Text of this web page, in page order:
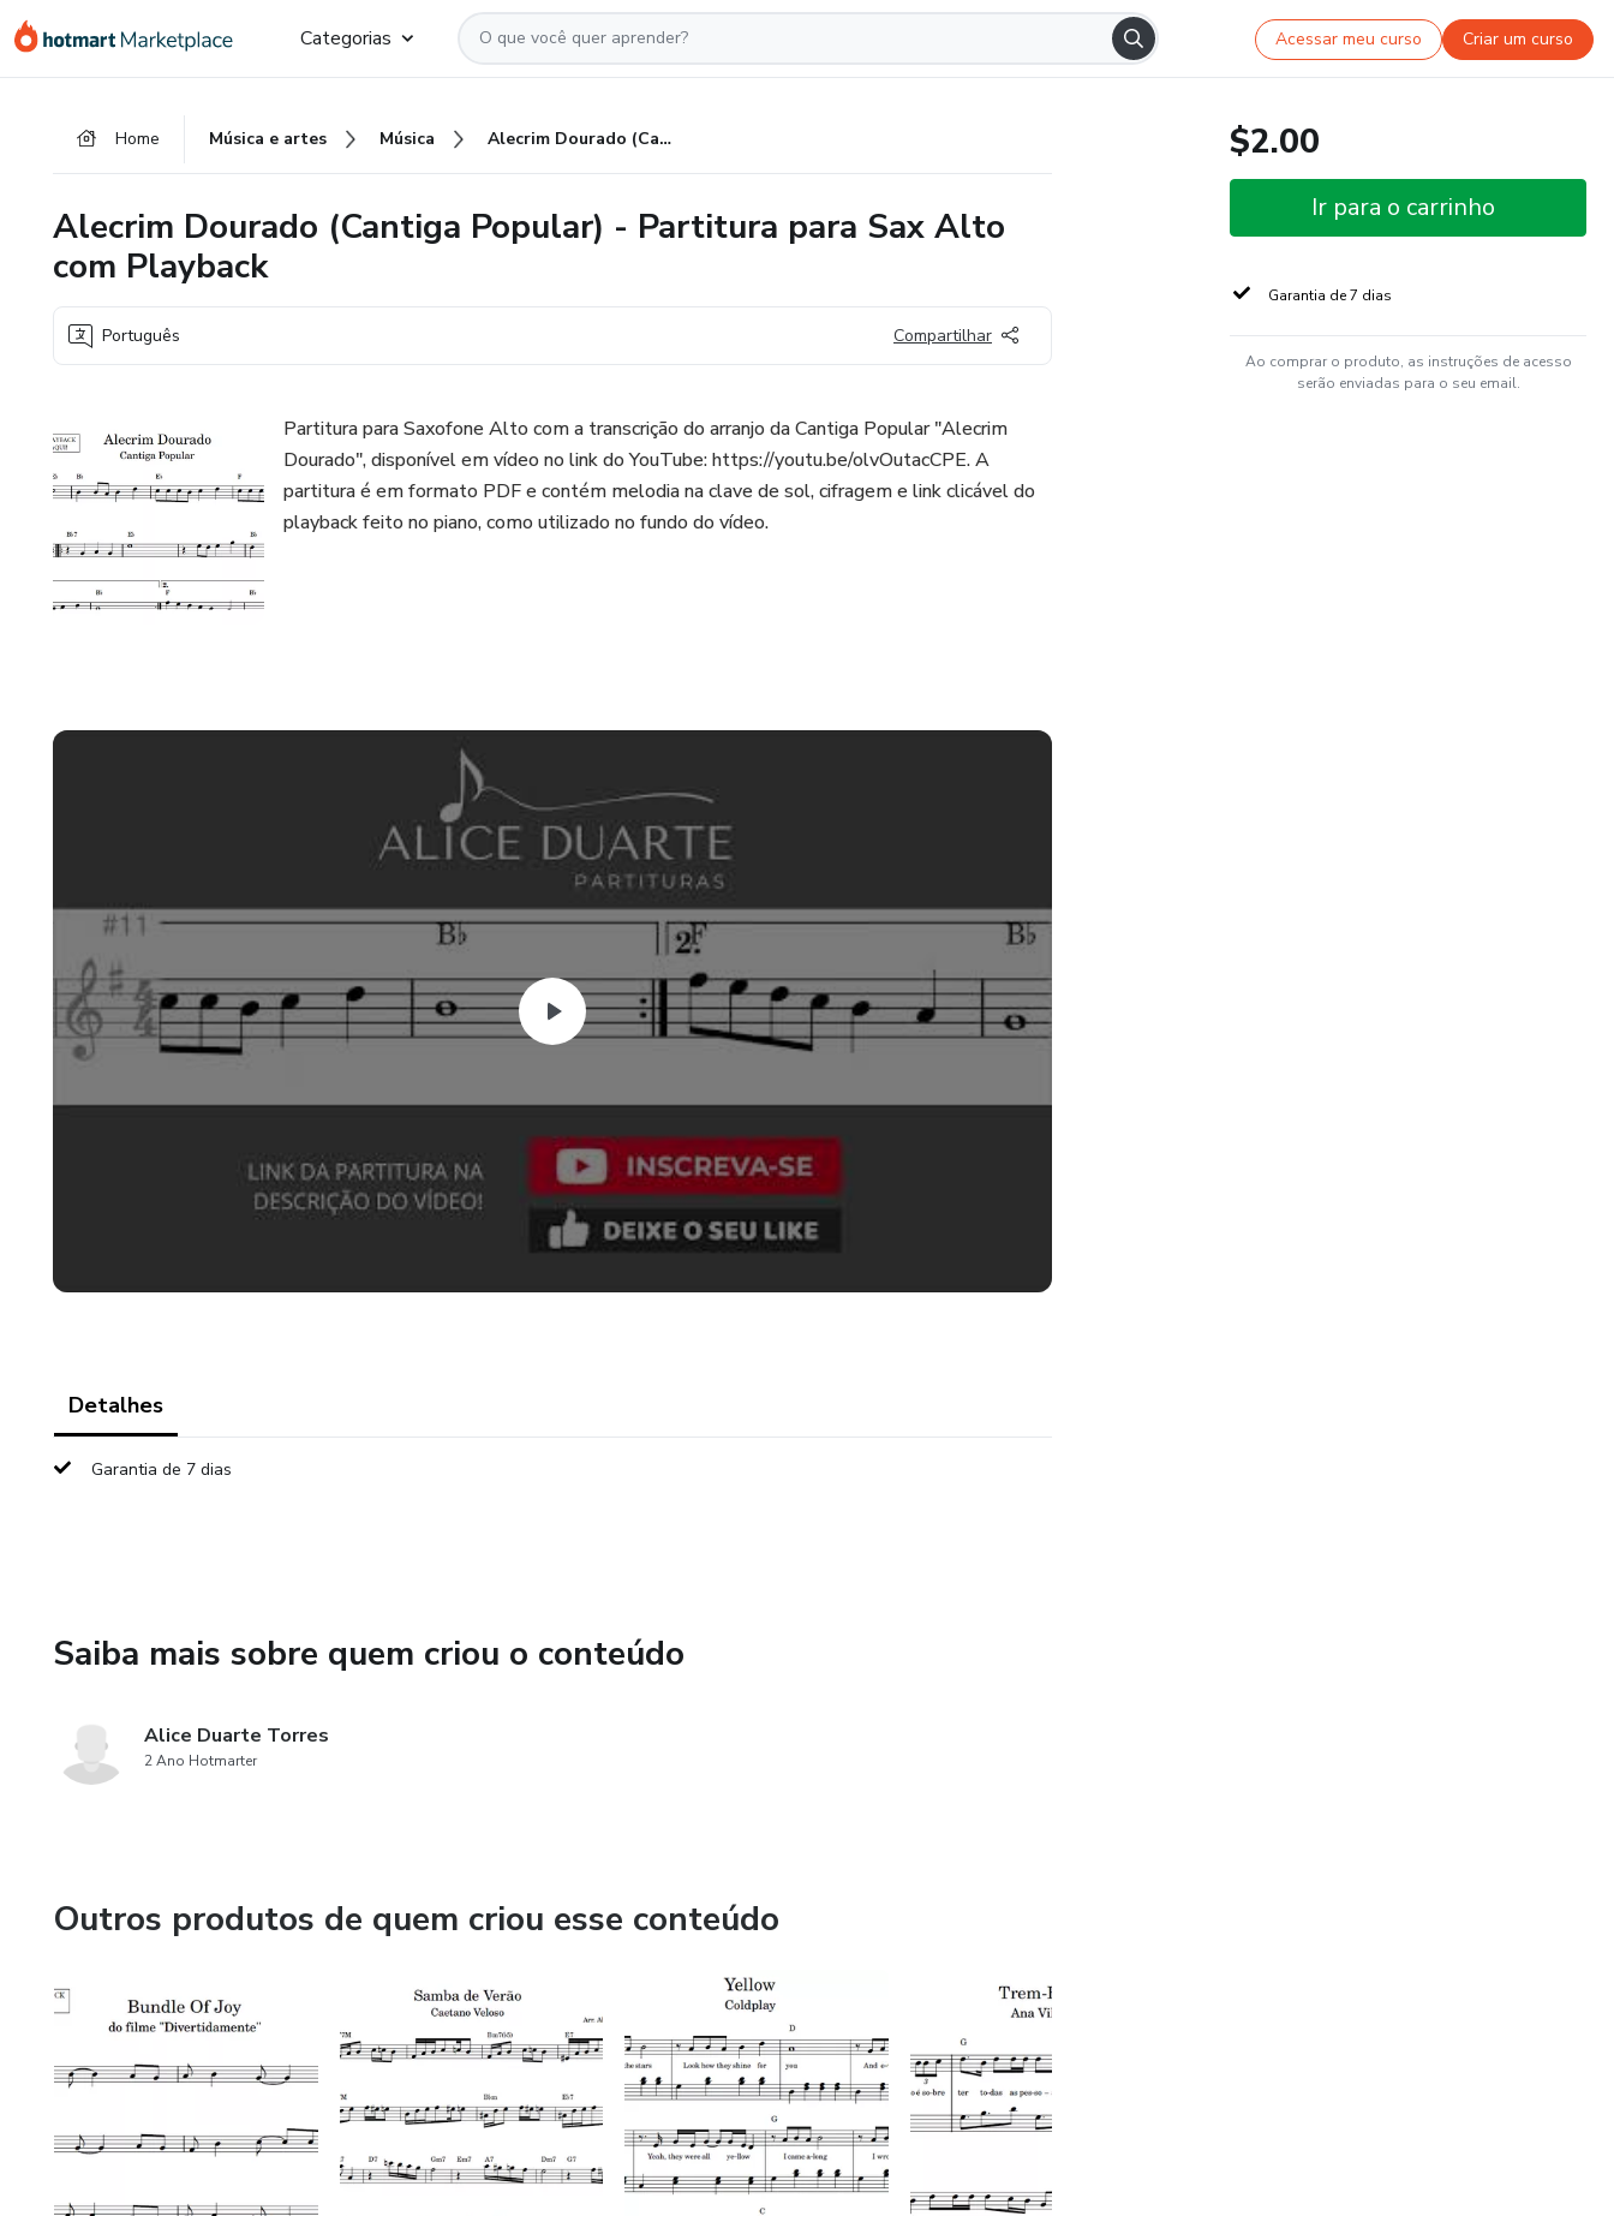
para
para
para
Categorias Acessar meu curso Criar um curso
Home Música e artes Música Alecrim Dourado (Cantiga Popular) - Partitura para Sax Alto com Playback
Alecrim Dourado (Cantiga Popular) - Partitura para Sax Alto
com Playback
Português Compartilhar
Partitura para Saxofone Alto com a transcrição do arranjo da Cantiga Popular "Alecrim
Dourado", disponível em vídeo no link do YouTube: https://youtu.be/olvOutacCPE. A
partitura é em formato PDF e contém melodia na clave de sol, cifragem e link clicável do
playback feito no piano, como utilizado no fundo do vídeo.
Detalhes
Garantia de 7 dias
Saiba mais sobre quem criou o conteúdo
Alice Duarte Torres
2 Ano Hotmarter
Outros produtos de quem criou esse conteúdo
$2.00
Ir para o carrinho
Garantia de 7 dias
Ao comprar o produto, as instruções de acesso
serão enviadas para o seu email.